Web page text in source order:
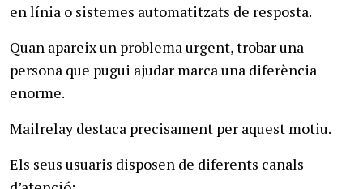
en línia o sistemes automatitzats de resposta.
Quan apareix un problema urgent, trobar una
persona que pugui ajudar marca una diferència
enorme.
Mailrelay destaca precisament per aquest motiu.
Els seus usuaris disposen de diferents canals